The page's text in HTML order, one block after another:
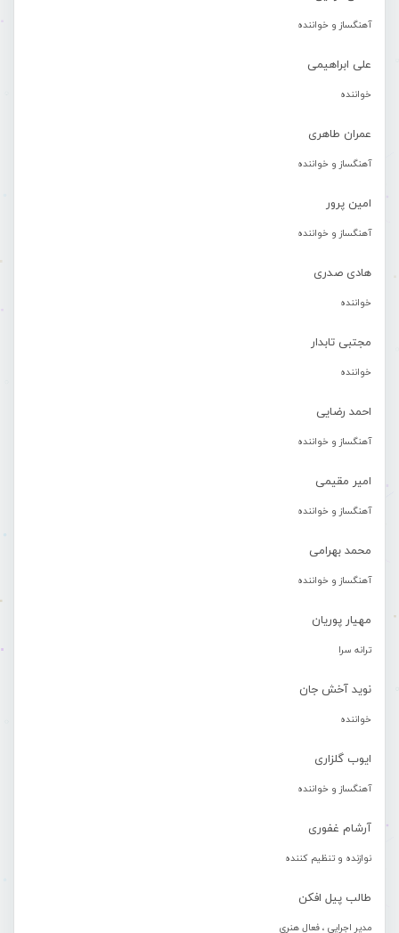
آهنگساز و خواننده
علی ابراهیمی
خواننده
عمران طاهری
آهنگساز و خواننده
امین پرور
آهنگساز و خواننده
هادی صدری
خواننده
مجتبی تابدار
خواننده
احمد رضایی
آهنگساز و خواننده
امیر مقیمی
آهنگساز و خواننده
محمد بهرامی
آهنگساز و خواننده
مهیار پوریان
ترانه سرا
نوید آخش جان
خواننده
ایوب گلزاری
آهنگساز و خواننده
آرشام غفوری
نوازنده و تنظیم کننده
طالب پیل افکن
مدیر اجرایی ، فعال هنری